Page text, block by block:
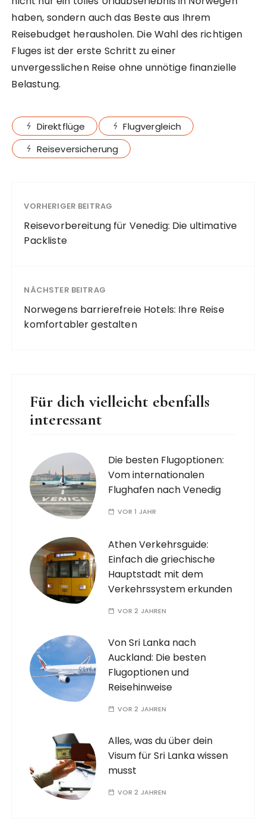
haben, sondern auch das Beste aus Ihrem
Reisebudget herausholen. Die Wahl des richtigen
Fluges ist der erste Schritt zu einer
unvergesslichen Reise ohne unnötige finanzielle
Belastung.
Direktflüge
Flugvergleich
Reiseversicherung
VORHERIGER BEITRAG
Reisevorbereitung für Venedig: Die ultimative
Packliste
NÄCHSTER BEITRAG
Norwegens barrierefreie Hotels: Ihre Reise
komfortabler gestalten
Für dich vielleicht ebenfalls
interessant
Die besten Flugoptionen:
Vom internationalen
Flughafen nach Venedig
VOR 1 JAHR
Athen Verkehrsguide:
Einfach die griechische
Hauptstadt mit dem
Verkehrssystem erkunden
VOR 2 JAHREN
Von Sri Lanka nach
Auckland: Die besten
Flugoptionen und
Reisehinweise
VOR 2 JAHREN
Alles, was du über dein
Visum für Sri Lanka wissen
musst
VOR 2 JAHREN